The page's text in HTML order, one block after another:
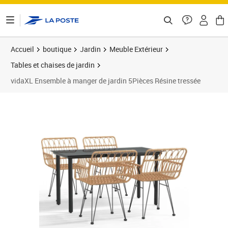
Accueil boutique Jardin
Meuble Extérieur
Tables et chaises de jardin
vidaXL Ensemble à manger de jardin 5Pièces Résine tressée